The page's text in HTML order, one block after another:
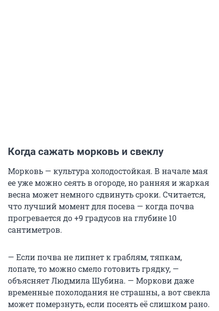
Когда сажать морковь и свеклу
Морковь — культура холодостойкая. В начале мая
ее уже можно сеять в огороде, но ранняя и жаркая
весна может немного сдвинуть сроки. Считается,
что лучший момент для посева — когда почва
прогревается до +9 градусов на глубине 10
сантиметров.
— Если почва не липнет к граблям, тяпкам,
лопате, то можно смело готовить грядку, —
объясняет Людмила Шубина. — Моркови даже
временные похолодания не страшны, а вот свекла
может померзнуть, если посеять её слишком рано.